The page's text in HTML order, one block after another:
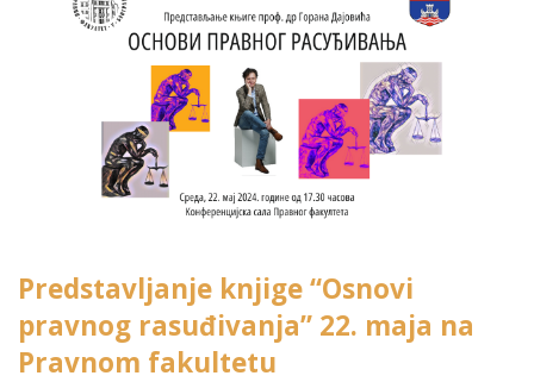
Predstavljanje knjige “Osnovi
pravnog rasuđivanja” 22. maja na
Pravnom fakultetu